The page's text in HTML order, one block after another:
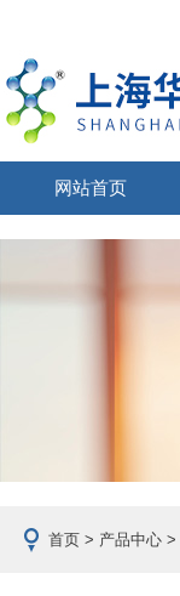
网站首页
首页 > 产品中心 >